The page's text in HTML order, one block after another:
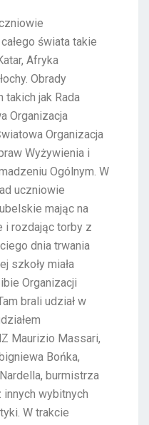
świata takie
Afryka
Obrady
takich jak Rada
Organizacja
Organizacja
Wyżywienia i
Ogólnym. W
uczniowie
mając na
i rozdając torby z
dnia trwania
szkoły miała
Organizacji
brali udział w
Maurizio Massari,
Bońka,
burmistrza
wybitnych
W trakcie